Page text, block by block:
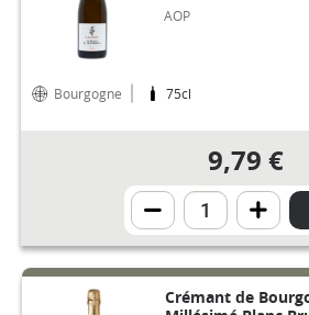
AOP
Bourgogne 75cl
9,79 €
Crémant de